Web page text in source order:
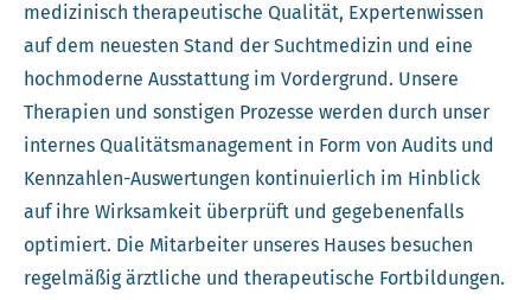
medizinisch therapeutische Qualität, Expertenwissen
auf dem neuesten Stand der Suchtmedizin und eine
hochmoderne Ausstattung im Vordergrund. Unsere
Therapien und sonstigen Prozesse werden durch unser
internes Qualitätsmanagement in Form von Audits und
Kennzahlen-Auswertungen kontinuierlich im Hinblick
auf ihre Wirksamkeit überprüft und gegebenenfalls
optimiert. Die Mitarbeiter unseres Hauses besuchen
regelmäßig ärztliche und therapeutische Fortbildungen.